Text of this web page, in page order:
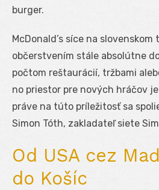
burger.
McDonald’s síce na
občerstvením stále absolútne
počtom reštaurácií, tržbami
no priestor pre nových hráčov
práve na túto príležitosť sa
Simon Tóth, zakladateľ siete
Od USA cez
do Košíc